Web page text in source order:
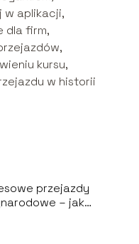
w aplikacji,
dla firm,
kursu,
w historii
przejazdy
– jak